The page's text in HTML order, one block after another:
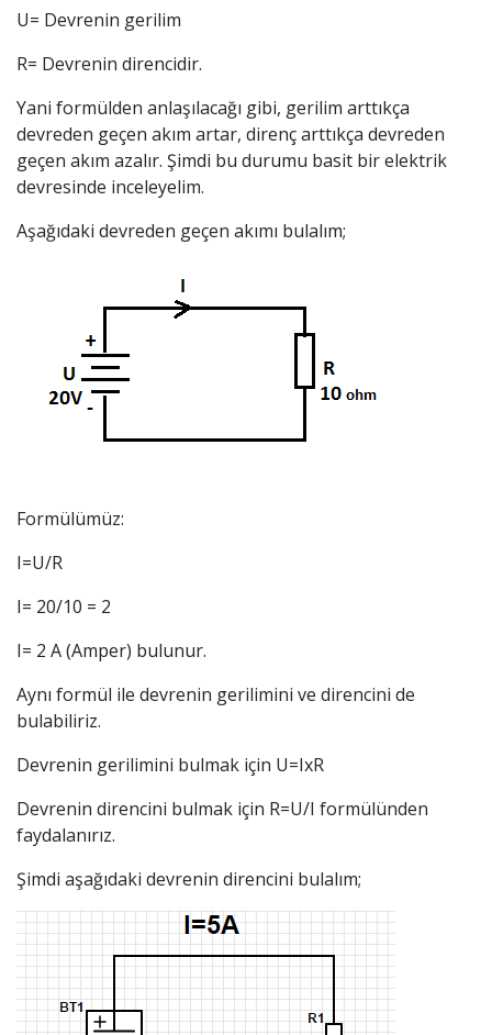
U= Devrenin gerilim
R= Devrenin direncidir.
Yani formülden anlaşılacağı gibi, gerilim arttıkça
devreden geçen akım artar, direnç arttıkça devreden
geçen akım azalır. Şimdi bu durumu basit bir elektrik
devresinde inceleyelim.
Aşağıdaki devreden geçen akımı bulalım;
Formülümüz:
I=U/R
I= 20/10 = 2
I= 2 A (Amper) bulunur.
Aynı formül ile devrenin gerilimini ve direncini de
bulabiliriz.
Devrenin gerilimini bulmak için U=IxR
Devrenin direncini bulmak için R=U/I formülünden
faydalanırız.
Şimdi aşağıdaki devrenin direncini bulalım;